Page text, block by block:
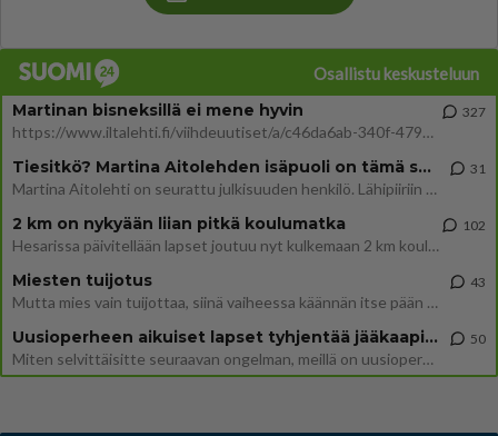
Osallistu keskusteluun
Martinan bisneksillä ei mene hyvin
https://www.iltalehti.fi/viihdeuutiset/a/c46da6ab-340f-4790-aaa7-0865eed2336 Yrityksen konkurssihakemus on tullut kärä
327
Tiesitkö? Martina Aitolehden isäpuoli on tämä suosittu laulaja
Martina Aitolehti on seurattu julkisuuden henkilö. Lähipiiriin mahtuu muitakin tunnettuja henkilöitä. Tiesitkö, että Ma
31
2 km on nykyään liian pitkä koulumatka
Hesarissa päivitellään lapset joutuu nyt kulkemaan 2 km kouluun jösses. Ruostefillarilla tuo matka menee vaikka miten äk
102
Miesten tuijotus
Mutta mies vain tuijottaa, siinä vaiheessa käännän itse pään pois. Mikä juttu? Yleensä jos joku tuijottaa tai katsoo, hä
43
Uusioperheen aikuiset lapset tyhjentää jääkaapin käydessään
Miten selvittäisitte seuraavan ongelman, meillä on uusioperhe, minulla teini-ikäiset lapset ja puolisolla aikuiset, jotk
50